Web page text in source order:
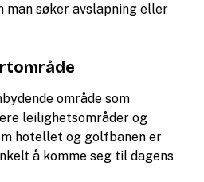
man søker avslapning eller
område som
leilighetsområder og
hotellet og golfbanen er
å komme seg til dagens